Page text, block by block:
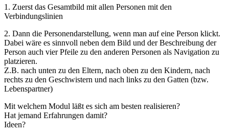
1. Zuerst das Gesamtbild mit allen Personen mit den
Verbindungslinien
2. Dann die Personendarstellung, wenn man auf eine Person klickt.
Dabei wäre es sinnvoll neben dem Bild und der Beschreibung der
Person auch vier Pfeile zu den anderen Personen als Navigation zu
platzieren.
Z.B. nach unten zu den Eltern, nach oben zu den Kindern, nach
rechts zu den Geschwistern und nach links zu den Gatten (bzw.
Lebenspartner)
Mit welchem Modul läßt es sich am besten realisieren?
Hat jemand Erfahrungen damit?
Ideen?